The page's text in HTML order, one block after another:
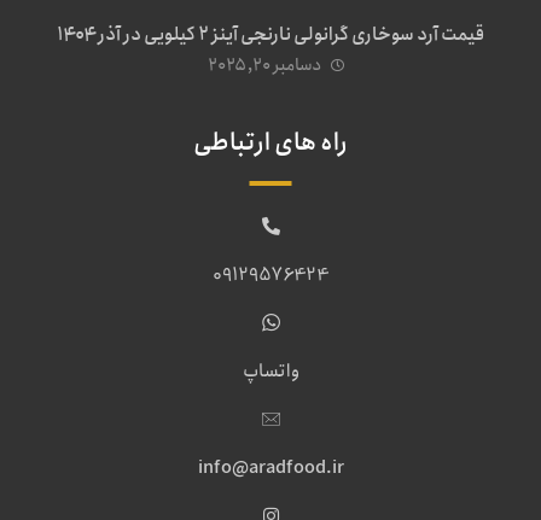
قیمت آرد سوخاری گرانولی نارنجی آینز ۲ کیلویی در آذر ۱۴۰۴
دسامبر ۲۰, ۲۰۲۵
راه های ارتباطی
09129576424
واتساپ
info@aradfood.ir